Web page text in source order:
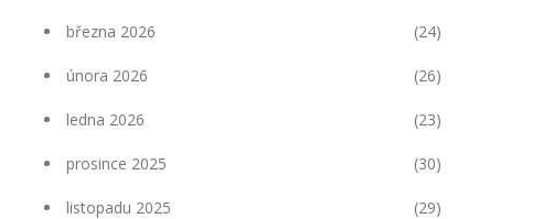
března 2026 (24)
února 2026 (26)
ledna 2026 (23)
prosince 2025 (30)
listopadu 2025 (29)